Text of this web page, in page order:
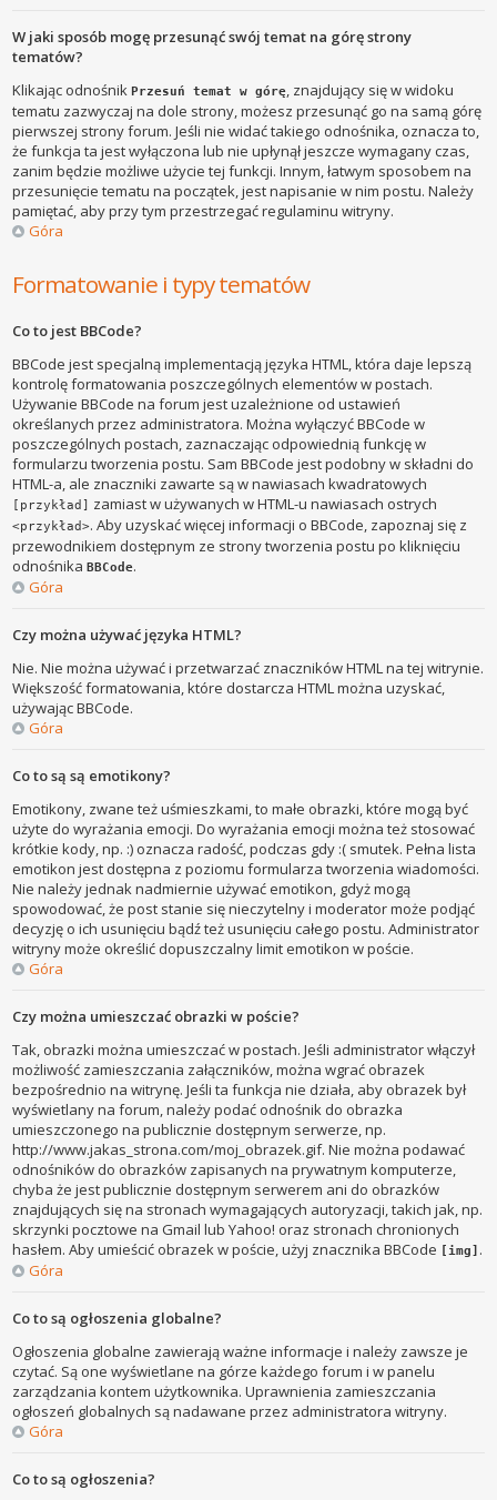
W jaki sposób mogę przesunąć swój temat na górę strony
tematów?
Klikając odnośnikPrzesuń temat w górę, znajdujący się w widoku
tematu zazwyczaj na dole strony, możesz przesunąć go na samą górę
pierwszej strony forum. Jeśli nie widać takiego odnośnika, oznacza to,
że funkcja ta jest wyłączona lub nie upłynął jeszcze wymagany czas,
zanim będzie możliwe użycie tej funkcji. Innym, łatwym sposobem na
przesunięcie tematu na początek, jest napisanie w nim postu. Należy
pamiętać, aby przy tym przestrzegać regulaminu witryny.
Góra
Formatowanie i typy tematów
Co to jest BBCode?
BBCode jest specjalną implementacją języka HTML, która daje lepszą
kontrolę formatowania poszczególnych elementów w postach.
Używanie BBCode na forum jest uzależnione od ustawień
określanych przez administratora. Można wyłączyć BBCode w
poszczególnych postach, zaznaczając odpowiednią funkcję w
formularzu tworzenia postu. Sam BBCode jest podobny w składni do
HTML-a, ale znaczniki zawarte są w nawiasach kwadratowych
[przykład] zamiast w używanych w HTML-u nawiasach ostrych
<przykład>. Aby uzyskać więcej informacji o BBCode, zapoznaj się z
przewodnikiem dostępnym ze strony tworzenia postu po kliknięciu
odnośnikaBBCode.
Góra
Czy można używać języka HTML?
Nie. Nie można używać i przetwarzać znaczników HTML na tej witrynie.
Większość formatowania, które dostarcza HTML można uzyskać,
używając BBCode.
Góra
Co to są są emotikony?
Emotikony, zwane też uśmieszkami, to małe obrazki, które mogą być
użyte do wyrażania emocji. Do wyrażania emocji można też stosować
krótkie kody, np. :) oznacza radość, podczas gdy :( smutek. Pełna lista
emotikon jest dostępna z poziomu formularza tworzenia wiadomości.
Nie należy jednak nadmiernie używać emotikon, gdyż mogą
spowodować, że post stanie się nieczytelny i moderator może podjąć
decyzję o ich usunięciu bądź też usunięciu całego postu. Administrator
witryny może określić dopuszczalny limit emotikon w poście.
Góra
Czy można umieszczać obrazki w poście?
Tak, obrazki można umieszczać w postach. Jeśli administrator włączył
możliwość zamieszczania załączników, można wgrać obrazek
bezpośrednio na witrynę. Jeśli ta funkcja nie działa, aby obrazek był
wyświetlany na forum, należy podać odnośnik do obrazka
umieszczonego na publicznie dostępnym serwerze, np.
http://www.jakas_strona.com/moj_obrazek.gif. Nie można podawać
odnośników do obrazków zapisanych na prywatnym komputerze,
chyba że jest publicznie dostępnym serwerem ani do obrazków
znajdujących się na stronach wymagających autoryzacji, takich jak, np.
skrzynki pocztowe na Gmail lub Yahoo! oraz stronach chronionych
hasłem. Aby umieścić obrazek w poście, użyj znacznika BBCode [img] .
Góra
Co to są ogłoszenia globalne?
Ogłoszenia globalne zawierają ważne informacje i należy zawsze je
czytać. Są one wyświetlane na górze każdego forum i w panelu
zarządzania kontem użytkownika. Uprawnienia zamieszczania
ogłoszeń globalnych są nadawane przez administratora witryny.
Góra
Co to są ogłoszenia?